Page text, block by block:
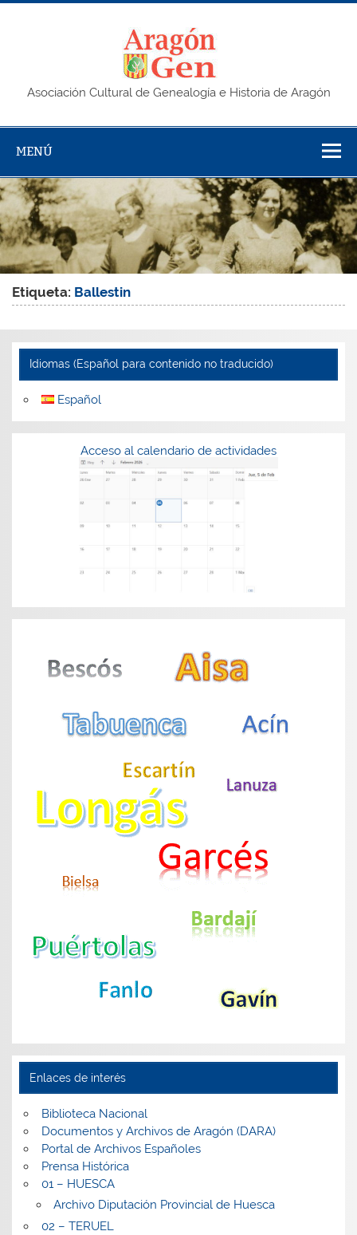
Saltar
Asociación Cultural de Genealogía e Historia de Aragón
MENÚ
Etiqueta: Ballestin
Idiomas (Español para contenido no traducido)
Español
Acceso al calendario de actividades
Enlaces de interés
Biblioteca Nacional
Documentos y Archivos de Aragón (DARA)
Portal de Archivos Españoles
Prensa Histórica
01 – HUESCA
Archivo Diputación Provincial de Huesca
02 – TERUEL